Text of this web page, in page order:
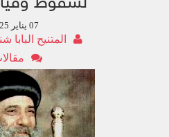
07 يناير 2025
المتنيح البابا